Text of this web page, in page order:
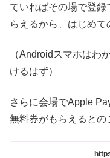
ていればその場で登
らえるから、はじめて
（Androidスマホはわ
けるはず）
さらに会場でApple
無料券がもらえるとの